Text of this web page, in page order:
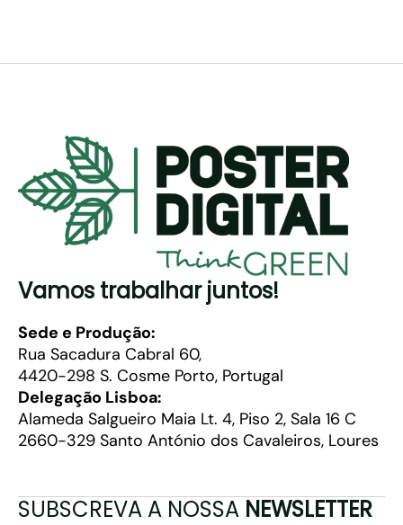
Vamos trabalhar juntos!
Sede e Produção:
Rua Sacadura Cabral 60,
4420-298 S. Cosme Porto, Portugal
Delegação Lisboa:
Alameda Salgueiro Maia Lt. 4, Piso 2, Sala 16 C
2660-329 Santo António dos Cavaleiros, Loures
SUBSCREVA A NOSSA NEWSLETTER